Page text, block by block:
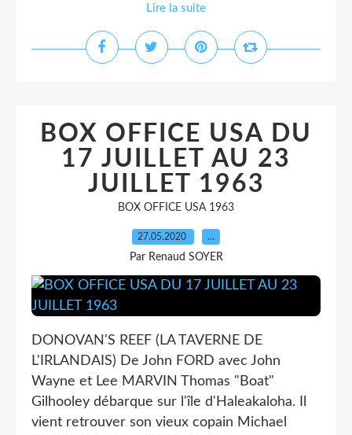
Lire la suite
BOX OFFICE USA DU
17 JUILLET AU 23
JUILLET 1963
BOX OFFICE USA 1963
27.05.2020 …
Par Renaud SOYER
DONOVAN'S REEF (LA TAVERNE DE
L'IRLANDAIS) De John FORD avec John
Wayne et Lee MARVIN Thomas "Boat"
Gilhooley débarque sur l'île d'Haleakaloha. Il
vient retrouver son vieux copain Michael